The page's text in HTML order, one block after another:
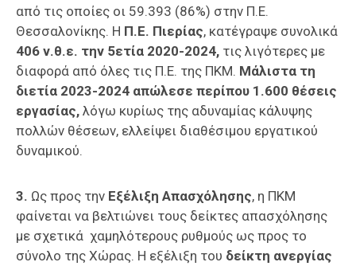
από τις οποίες οι 59.393 (86%) στην Π.Ε.
Θεσσαλονίκης. Η Π.Ε. Πιερίας, κατέγραψε συνολικά
406 ν.θ.ε. την 5ετία 2020-2024, τις λιγότερες με
διαφορά από όλες τις Π.Ε. της ΠΚΜ. Μάλιστα τη
διετία 2023-2024 απώλεσε περίπου 1.600 θέσεις
εργασίας, λόγω κυρίως της αδυναμίας κάλυψης
πολλών θέσεων, ελλείψει διαθέσιμου εργατικού
δυναμικού.
3. Ως προς την Εξέλιξη Απασχόλησης, η ΠΚΜ
φαίνεται να βελτιώνει τους δείκτες απασχόλησης
με σχετικά χαμηλότερους ρυθμούς ως προς το
σύνολο της Χώρας. Η εξέλιξη του δείκτη ανεργίας